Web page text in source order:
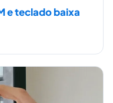
e teclado baixa